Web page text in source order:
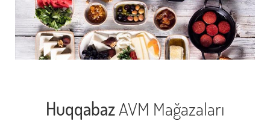
HuqqabazAVM Mağazaları